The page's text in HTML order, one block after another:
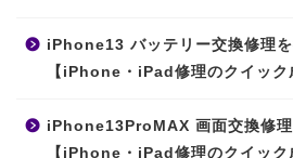
iPhone13 バッテリー交換修理を
【iPhone・iPad修理のクイック
iPhone13ProMAX 画面交換修理
【iPhone・iPad修理のクイック